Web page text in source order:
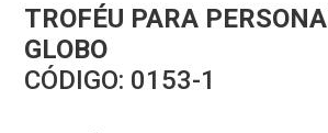
TROFÉU PARA
GLOBO
CÓDIGO: 0153-1